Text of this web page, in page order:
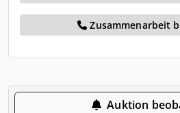
Zusammenarbeit
Auktion